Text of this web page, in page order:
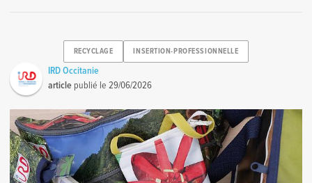
RECYCLAGE INSERTION-PROFESSIONNELLE
IRD Occitanie
article publié le29/06/2026